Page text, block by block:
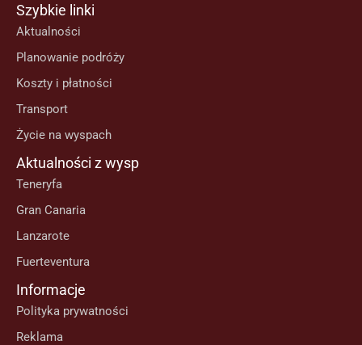
Szybkie linki
Aktualności
Planowanie podróży
Koszty i płatności
Transport
Życie na wyspach
Aktualności z wysp
Teneryfa
Gran Canaria
Lanzarote
Fuerteventura
Informacje
Polityka prywatności
Reklama